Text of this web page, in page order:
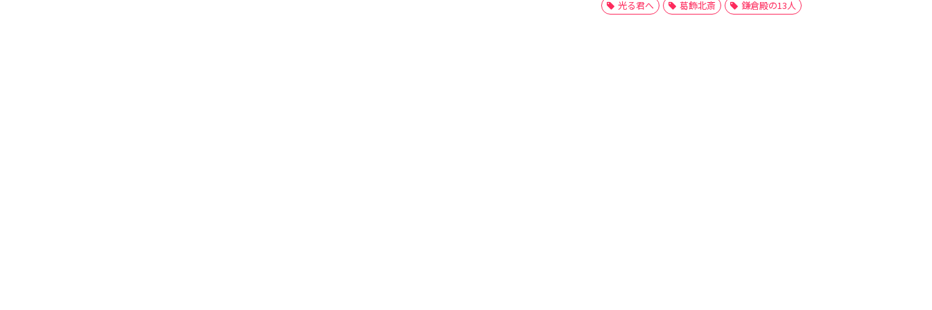
光る君へ 葛飾北斎 鎌倉殿の13人